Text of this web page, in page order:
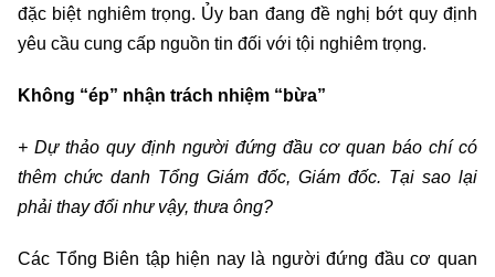
đặc biệt nghiêm trọng. Ủy ban đang đề nghị bớt quy định
yêu cầu cung cấp nguồn tin đối với tội nghiêm trọng.
Không “ép” nhận trách nhiệm “bừa”
+ Dự thảo quy định người đứng đầu cơ quan báo chí có
thêm chức danh Tổng Giám đốc, Giám đốc. Tại sao lại
phải thay đổi như vậy, thưa ông?
Các Tổng Biên tập hiện nay là người đứng đầu cơ quan